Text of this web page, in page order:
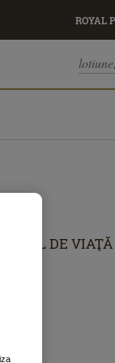
ROYAL
STIL DE VIAŢĂ